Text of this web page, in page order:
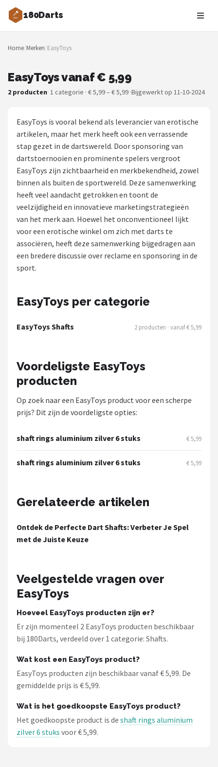
180Darts
Zoeken
NAVIGATIE
Merken
Blog
Dartspelers
Spelregels
Uitgooilijst
Dartshop
POPULAIRE MERKEN
Target
Winmau
ABC Darts
Harrows
KOTO
Unicorn
Home/Merken/EasyToys
EasyToys vanaf € 5,99
2 producten· 1 categorie · € 5,99 – € 5,99 ·Bijgewerkt op 11-10-2024
EasyToys is vooral bekend als leverancier van erotische
artikelen, maar het merk heeft ook een verrassende
stap gezet in de dartswereld. Door sponsoring van
dartstoernooien en prominente spelers vergroot
EasyToys zijn zichtbaarheid en merkbekendheid, zowel
binnen als buiten de sportwereld. Deze samenwerking
heeft veel aandacht getrokken en toont de
veelzijdigheid en innovatieve marketingstrategieën
van het merk aan. Hoewel het onconventioneel lijkt
voor een erotische winkel om zich met darts te
associëren, heeft deze samenwerking bijgedragen aan
een bredere discussie over reclame en sponsoring in de
sport.
EasyToys per categorie
EasyToys Shafts 2 producten · vanaf € 5,99
Voordeligste EasyToys
producten
Op zoek naar een EasyToys product voor een scherpe
prijs? Dit zijn de voordeligste opties:
shaft rings aluminium zilver 6 stuks € 5,99
shaft rings aluminium zilver 6 stuks € 5,99
Gerelateerde artikelen
Ontdek de Perfecte Dart Shafts: Verbeter Je Spel
met de Juiste Keuze
Veelgestelde vragen over
EasyToys
Hoeveel EasyToys producten zijn er?
Er zijn momenteel 2 EasyToys producten beschikbaar
bij 180Darts, verdeeld over 1 categorie: Shafts.
Wat kost een EasyToys product?
EasyToys producten zijn beschikbaar vanaf € 5,99. De
gemiddelde prijs is € 5,99.
Wat is het goedkoopste EasyToys product?
Het goedkoopste product is de shaft rings aluminium
zilver 6 stuks voor € 5,99.